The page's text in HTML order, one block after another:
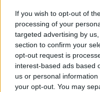
If you wish to opt-out of
processing of your
targeted advertising by
section to confirm your
opt-out request is
interest-based ads based
us or personal
your opt-out. You may
1 0 0 455 2h